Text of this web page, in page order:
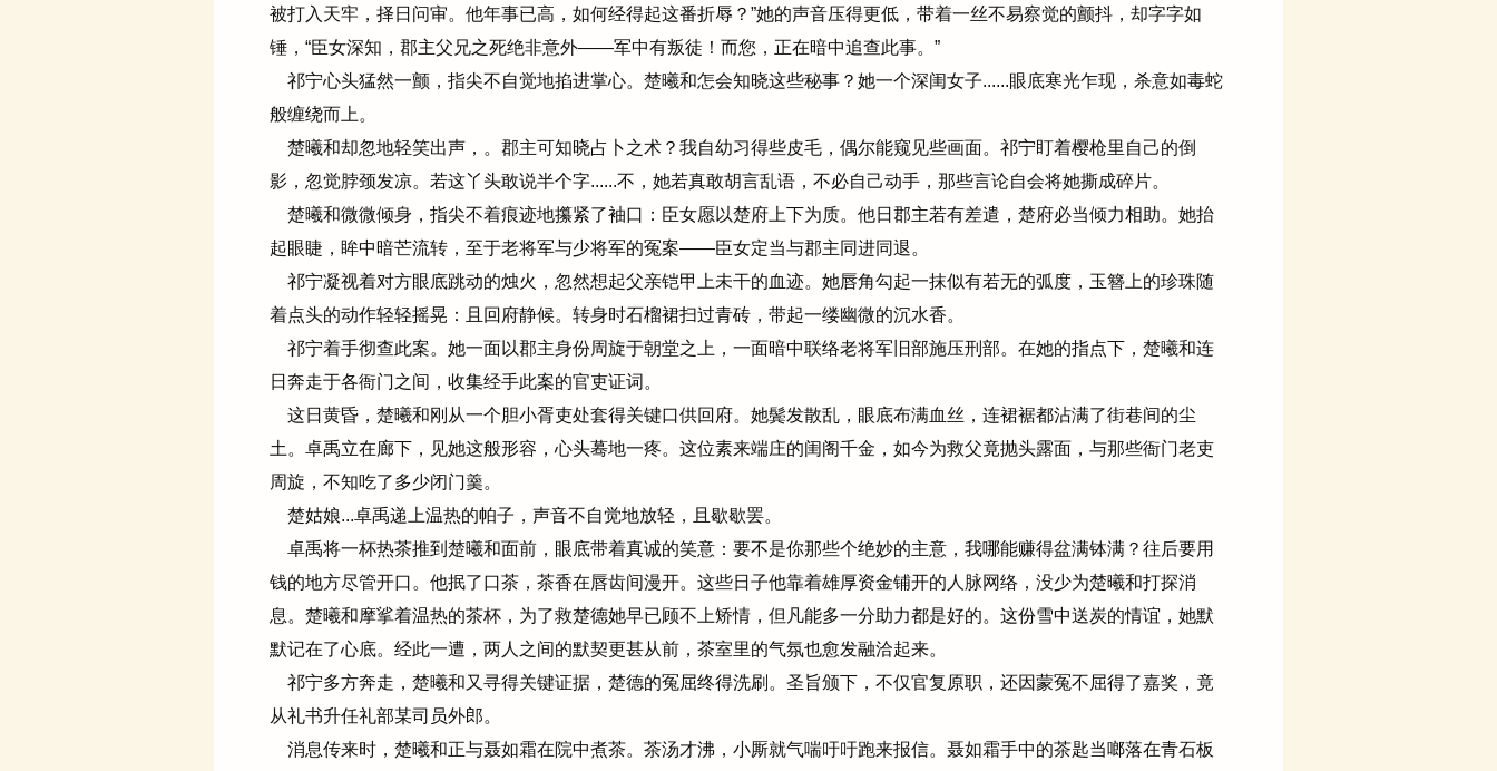
被打入天牢，择日问审。他年事已高，如何经得起这番折辱？”她的声音压得更低，带着一丝不易察觉的颤抖，却字字如
锤，“臣女深知，郡主父兄之死绝非意外——军中有叛徒！而您，正在暗中追查此事。”
祁宁心头猛然一颤，指尖不自觉地掐进掌心。楚曦和怎会知晓这些秘事？她一个深闺女子......眼底寒光乍现，杀意如毒蛇
般缠绕而上。
楚曦和却忽地轻笑出声，。郡主可知晓占卜之术？我自幼习得些皮毛，偶尔能窥见些画面。祁宁盯着樱枪里自己的倒
影，忽觉脖颈发凉。若这丫头敢说半个字......不，她若真敢胡言乱语，不必自己动手，那些言论自会将她撕成碎片。
楚曦和微微倾身，指尖不着痕迹地攥紧了袖口：臣女愿以楚府上下为质。他日郡主若有差遣，楚府必当倾力相助。她抬
起眼睫，眸中暗芒流转，至于老将军与少将军的冤案——臣女定当与郡主同进同退。
祁宁凝视着对方眼底跳动的烛火，忽然想起父亲铠甲上未干的血迹。她唇角勾起一抹似有若无的弧度，玉簪上的珍珠随
着点头的动作轻轻摇晃：且回府静候。转身时石榴裙扫过青砖，带起一缕幽微的沉水香。
祁宁着手彻查此案。她一面以郡主身份周旋于朝堂之上，一面暗中联络老将军旧部施压刑部。在她的指点下，楚曦和连
日奔走于各衙门之间，收集经手此案的官吏证词。
这日黄昏，楚曦和刚从一个胆小胥吏处套得关键口供回府。她鬓发散乱，眼底布满血丝，连裙裾都沾满了街巷间的尘
土。卓禹立在廊下，见她这般形容，心头蓦地一疼。这位素来端庄的闺阁千金，如今为救父竟抛头露面，与那些衙门老吏
周旋，不知吃了多少闭门羹。
楚姑娘...卓禹递上温热的帕子，声音不自觉地放轻，且歇歇罢。
卓禹将一杯热茶推到楚曦和面前，眼底带着真诚的笑意：要不是你那些个绝妙的主意，我哪能赚得盆满钵满？往后要用
钱的地方尽管开口。他抿了口茶，茶香在唇齿间漫开。这些日子他靠着雄厚资金铺开的人脉网络，没少为楚曦和打探消
息。楚曦和摩挲着温热的茶杯，为了救楚德她早已顾不上矫情，但凡能多一分助力都是好的。这份雪中送炭的情谊，她默
默记在了心底。经此一遭，两人之间的默契更甚从前，茶室里的气氛也愈发融洽起来。
祁宁多方奔走，楚曦和又寻得关键证据，楚德的冤屈终得洗刷。圣旨颁下，不仅官复原职，还因蒙冤不屈得了嘉奖，竟
从礼书升任礼部某司员外郎。
消息传来时，楚曦和正与聂如霜在院中煮茶。茶汤才沸，小厮就气喘吁吁跑来报信。聂如霜手中的茶匙当啷落在青石板